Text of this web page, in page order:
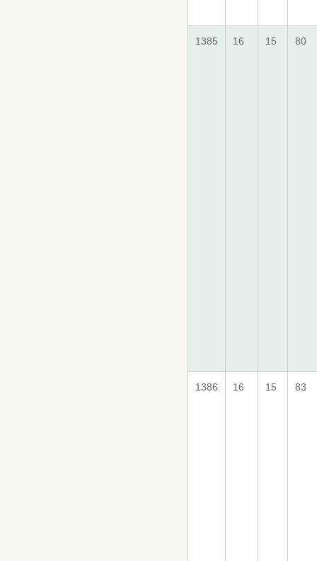
1385 16 15 80
1386 16 15 83